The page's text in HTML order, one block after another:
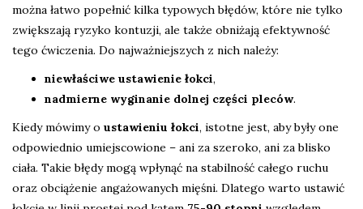
można łatwo popełnić kilka typowych błędów, które nie tylko
zwiększają ryzyko kontuzji, ale także obniżają efektywność
tego ćwiczenia. Do najważniejszych z nich należy:
niewłaściwe ustawienie łokci,
nadmierne wyginanie dolnej części pleców.
Kiedy mówimy o ustawieniu łokci, istotne jest, aby były one
odpowiednio umiejscowione – ani za szeroko, ani za blisko
ciała. Takie błędy mogą wpłynąć na stabilność całego ruchu
oraz obciążenie angażowanych mięśni. Dlatego warto ustawić